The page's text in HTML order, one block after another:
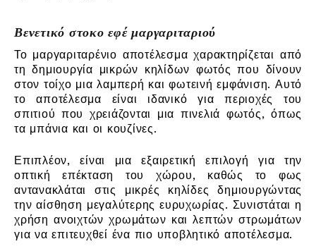
Βενετικό στοκο εφέ μαργαριταριού
Το μαργαριταρένιο αποτέλεσμα χαρακτηρίζεται από
τη δημιουργία μικρών κηλίδων φωτός που δίνουν
στον τοίχο μια λαμπερή και φωτεινή εμφάνιση. Αυτό
το αποτέλεσμα είναι ιδανικό για περιοχές του
σπιτιού που χρειάζονται μια πινελιά φωτός, όπως
τα μπάνια και οι κουζίνες.
Επιπλέον, είναι μια εξαιρετική επιλογή για την
οπτική επέκταση του χώρου, καθώς το φως
αντανακλάται στις μικρές κηλίδες δημιουργώντας
την αίσθηση μεγαλύτερης ευρυχωρίας. Συνιστάται η
χρήση ανοιχτών χρωμάτων και λεπτών στρωμάτων
για να επιτευχθεί ένα πιο υποβλητικό αποτέλεσμα.